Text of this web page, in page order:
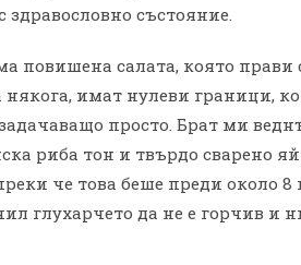
здравословно състояние.
повишена салата, която
имат нулеви граници,
просто. Брат ми
риба тон и твърдо сварено
че това беше преди около 8
глухарчето да не е горчив и